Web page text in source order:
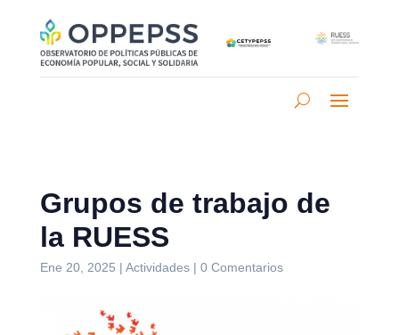
Grupos de trabajo de
la RUESS
Ene 20, 2025 | Actividades| 0 Comentarios